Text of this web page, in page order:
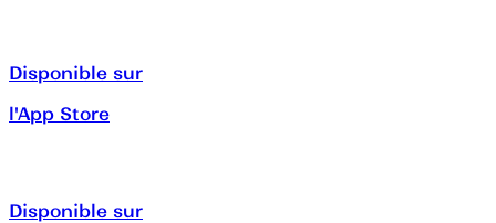
Disponible sur
l'App Store
Disponible sur